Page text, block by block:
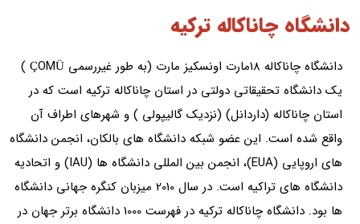
دانشگاه چاناکاله ترکیه
دانشگاه چاناکاله 18مارت اونسکیز مارت (به طور غیررسمی ÇOMÜ )
یک دانشگاه تحقیقاتی دولتی در استان چاناکاله ترکیه است که در
استان چاناکاله (داردانل) (نزدیک گالیپولی ) و شهرهای اطراف آن
واقع شده است. این عضو شبکه دانشگاه های بالکان، انجمن دانشگاه
های اروپایی (EUA)، انجمن بین المللی دانشگاه ها (IAU) و اتحادیه
دانشگاه های تراکیه است. در سال 2010 میزبان کنگره جهانی دانشگاه
ها بود. دانشگاه چاناکاله ترکیه در فهرست 1000 دانشگاه برتر جهان در